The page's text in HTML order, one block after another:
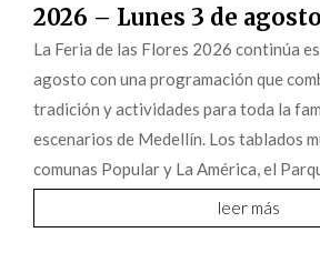
2026 – Lunes 3 de agosto
La Feria de las Flores 2026 continúa
agosto con una programación que
tradición y actividades para toda la
escenarios de Medellín. Los tablados
comunas Popular y La América, el
leer más